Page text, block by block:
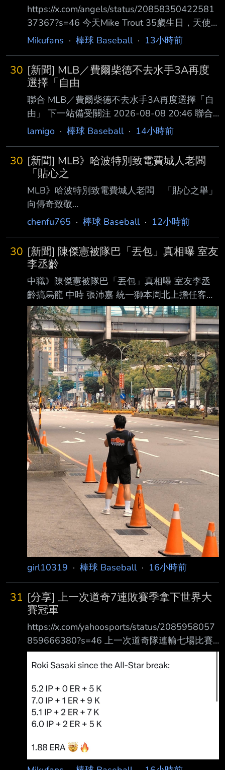
https://x.com/angels/status/20858350422581
37367?s=46 今天Mike Trout 35歲生日，天使
官方發布祝賀 查了一下目前Mike Trout 15年16
15年） 在天使隊15年真的很稀有，這隊待15年
某方面來說真的不簡單 1.Mike Trout 2011-（目
前15年16個球季） 2.Garret Anderson 1994-
2008（14年15個球季 3.Tim Salmon 1992-
2006（14年但一
Mikufans · 棒球 Baseball· 13小時前
30 [新聞] MLB／費爾柴德不去水手3A再度
選擇「自由
聯合 MLB／費爾柴德不去水手3A再度選擇「自
由」 下一站備受關注 2026-08-08 20:46 聯合
報／ 記者陳宛晶／即時報導 台美混血球星費爾
（DFA），如今確定 再次成為自由球員，等待新
東家出現。 費爾柴德今年從守護者隊展開賽
季，升上大聯盟後打了14場比賽，遭到DFA，走
完讓渡程 序並無球隊承接，因年資符合選擇成
為自由球員，隨後轉往水手體系，並於8月2日升
上大 聯盟，但僅出賽1場、以代跑登場，再度被
移出40人名單。 費爾柴德官網異動頁面
lamigo · 棒球 Baseball· 14小時前
30 [新聞] MLB》哈波特別致電費城人老闆
「貼心之
MLB》哈波特別致電費城人老闆 「貼心之舉」
向傳奇致敬
https://www.ltsports.com.tw/article/185728 By
鳥，隊上老大哥哈波（Bryce Harper）賽前特別
向管 理層要求，希望在比賽中穿著費城人招牌
的紅條紋球衣，而不是週五限定的城市版球衣，
此舉被認為是要向同天入選費城人名人牆（Wall
of Fame）的阿特力（Chase Utley）致 敬。 近
年來只要費城人周五的比賽在主場作戰，就會穿
上藍色的城市版球衣，不過今天媒體
chenfu765 · 棒球 Baseball· 12小時前
30 [新聞] 陳傑憲被隊巴「丟包」真相曝 室友
李丞齡
中職》陳傑憲被隊巴「丟包」真相曝 室友李丞
齡搞烏龍 中時 張沛嘉 統一獅本周北上擔任客
場，8日父親節在新莊交手富邦悍將，然而隊長
陳傑憲在飯店外被 球迷捕捉到疑似「被丟
包」，陳傑憲透露背後真相竟是室友李丞齡搞烏
龍，不過叫車趕到 球場意外與司機牽起棒球緣
分。 若到客場參賽，大多選手會選擇搭場隊巴
集體移動，少部分球員則會自行前往，陳傑憲8
日賽前被球迷捕捉到在飯店外叫車的身影，猜測
是否遭到隊巴遺忘，不過陳傑憲解答，球 隊規
定中午12點40分從飯店出發，「我的室友李丞
齡說今天50分出發。」 兩人12點47分到飯店
girl10319 · 棒球 Baseball· 16小時前
31 [分享] 上一次道奇7連敗賽季拿下世界大
賽冠軍
https://x.com/yahoosports/status/2085958057
859666380?s=46 上一次道奇隊連輸七場比賽
最終以拿下世界大賽冠軍收尾 Edwin Diaz賽後
訪問： 「我是個大聯盟投手……當我上場比賽
球。 」 Edwin Diaz加入道奇後成績： 9.0 IP
11.00 ERA 2.44 WHIP 2 Blown Saves 不急季
後賽準備先發海